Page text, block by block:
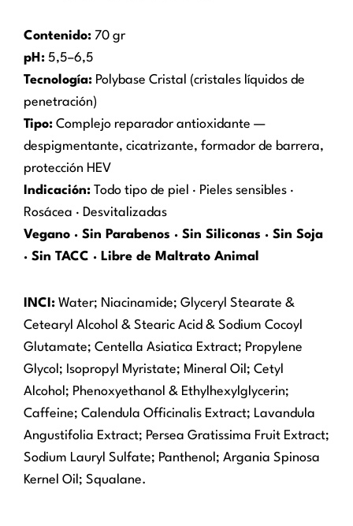
Contenido: 70 gr
pH: 5,5–6,5
Tecnología: Polybase Cristal (cristales líquidos de
penetración)
Tipo: Complejo reparador antioxidante —
despigmentante, cicatrizante, formador de barrera,
protección HEV
Indicación: Todo tipo de piel · Pieles sensibles ·
Rosácea · Desvitalizadas
Vegano · Sin Parabenos · Sin Siliconas · Sin Soja
· Sin TACC · Libre de Maltrato Animal
INCI: Water; Niacinamide; Glyceryl Stearate &
Cetearyl Alcohol & Stearic Acid & Sodium Cocoyl
Glutamate; Centella Asiatica Extract; Propylene
Glycol; Isopropyl Myristate; Mineral Oil; Cetyl
Alcohol; Phenoxyethanol & Ethylhexylglycerin;
Caffeine; Calendula Officinalis Extract; Lavandula
Angustifolia Extract; Persea Gratissima Fruit Extract;
Sodium Lauryl Sulfate; Panthenol; Argania Spinosa
Kernel Oil; Squalane.